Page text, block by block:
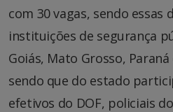
com 30 vagas, sendo
instituições de segurança
Goiás, Mato Grosso,
sendo que do estado
efetivos do DOF, policiais